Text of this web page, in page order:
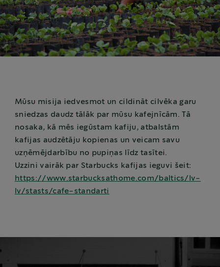
Mūsu misija iedvesmot un cildināt cilvēka garu
sniedzas daudz tālāk par mūsu kafejnīcām. Tā
nosaka, kā mēs iegūstam kafiju, atbalstām
kafijas audzētāju kopienas un veicam savu
uzņēmējdarbību no pupiņas līdz tasītei.
Uzzini vairāk par Starbucks kafijas ieguvi šeit:
https://www.starbucksathome.com/baltics/lv-
lv/stasts/cafe-standarti